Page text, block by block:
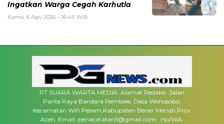
Ingatkan Warga Cegah Karhutla ‎
Kamis, 6 Agu 2026 - 06:45 WIB
PT SUARA WARTA MEDIA. Alamat Redaksi. Jalan
Pante Raya Bandara Rembele, Desa Wonosobo,
Kecamatan Wih Pesam,Kabupaten Bener Meriah,Prov
Aceh. Email. penacatatan5@gmail.com . Hp/WA: